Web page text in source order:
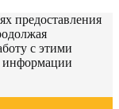
предоставления
с этими
информации